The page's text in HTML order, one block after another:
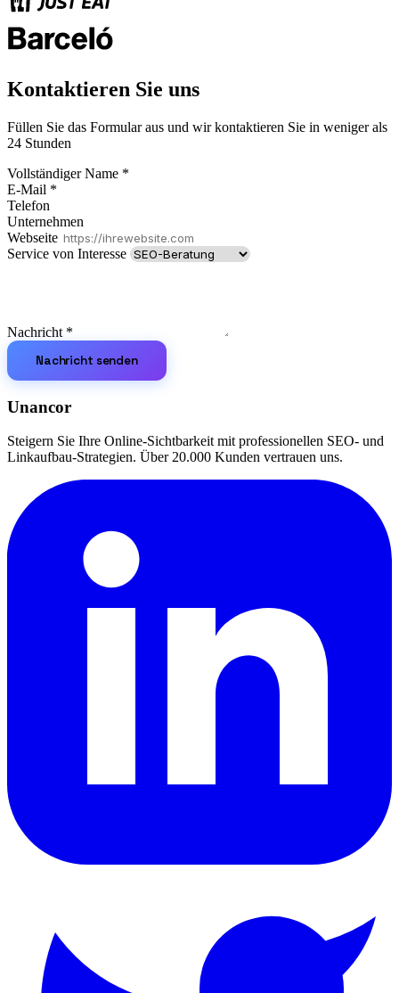
Kontaktieren Sie uns
Füllen Sie das Formular aus und wir kontaktieren Sie in weniger als
24 Stunden
Vollständiger Name *
E-Mail *
Telefon
Unternehmen
Webseite
Service von Interesse
Nachricht *
Nachricht senden
Unancor
Steigern Sie Ihre Online-Sichtbarkeit mit professionellen SEO- und
Linkaufbau-Strategien. Über 20.000 Kunden vertrauen uns.